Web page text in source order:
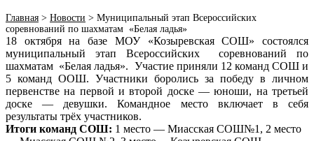
Главная > Новости > Муниципальный этап Всероссийских
соревнований по шахматам «Белая ладья»
18 октября на базе МОУ «Козыревская СОШ» состоялся
муниципальный этап Всероссийских соревнований по
шахматам «Белая ладья». Участие приняли 12 команд СОШ и
5 команд ООШ. Участники боролись за победу в личном
первенстве на первой и второй доске — юноши, на третьей
доске — девушки. Командное место включает в себя
результаты трёх участников.
Итоги команд СОШ: 1 место — Миасская СОШ№1, 2 место